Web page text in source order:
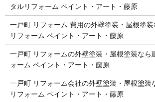
タルリフォーム ペイント・アート・藤原
一戸町 リフォーム 費用の外壁塗装・屋根塗
リフォーム ペイント・アート・藤原
一戸町 リフォームの外壁塗装・屋根塗装なら
ォーム ペイント・アート・藤原
一戸町 リフォーム会社の外壁塗装・屋根塗装
リフォーム ペイント・アート・藤原